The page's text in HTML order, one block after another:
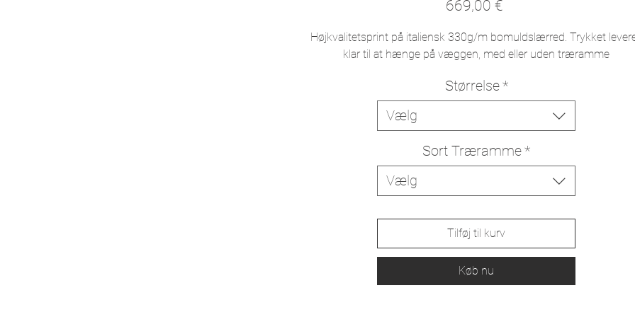
669,00 €
Højkvalitetsprint på italiensk 330g/m bomuldslærred. Trykket
klar til at hænge på væggen, med eller uden træramme
Størrelse*
Vælg
Sort Træramme*
Vælg
Tilføj til kurv
Køb nu